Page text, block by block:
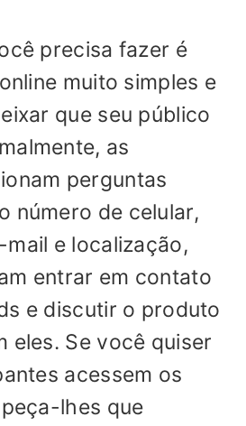
precisa fazer é
muito simples e
que seu público
as
perguntas
número de celular,
e localização,
entrar em contato
e discutir o produto
eles. Se você quiser
acessem os
lhes que